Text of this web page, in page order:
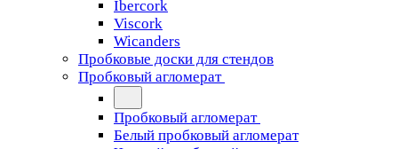
Ibercork
Viscork
Wicanders
Пробковые доски для стендов
Пробковый агломерат
Пробковый агломерат
Белый пробковый агломерат